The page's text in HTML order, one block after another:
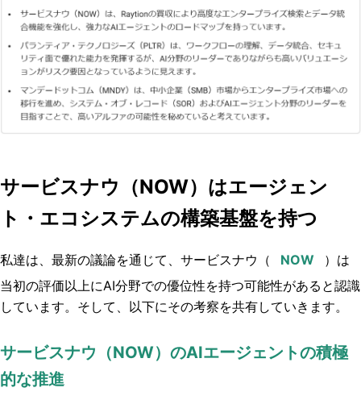
サービスナウ（NOW）はエージェン
ト・エコシステムの構築基盤を持つ
私達は、最新の議論を通じて、サービスナウ（
）は
当初の評価以上にAI分野での優位性を持つ可能性があると認識
しています。そして、以下にその考察を共有していきます。
サービスナウ（NOW）のAIエージェントの積極
的な推進